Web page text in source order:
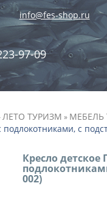
info@fes-shop.ru
97-09
ЛЕТО ТУРИЗМ » МЕБЕЛЬ
с
Кресло
002)